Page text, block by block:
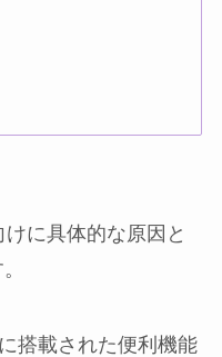
に具体的な原因と
搭載された便利機能